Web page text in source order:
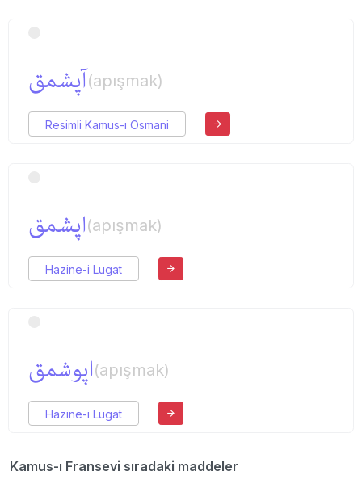
آپشمق(apışmak)
Resimli Kamus-ı Osmani
اپشمق(apışmak)
Hazine-i Lugat
اپوشمق(apışmak)
Hazine-i Lugat
Kamus-ı Fransevi sıradaki maddeler